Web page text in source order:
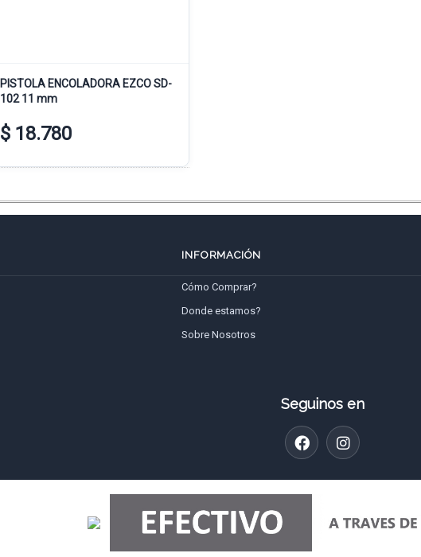
PISTOLA ENCOLADORA EZCO SD-
102 11 mm
$ 18.780
INFORMACIÓN
Cómo Comprar?
Donde estamos?
Sobre Nosotros
Seguinos en